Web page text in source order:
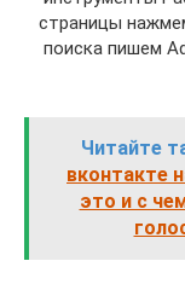
страницы
поиска пишем
Читайте
вконтакте
это и с